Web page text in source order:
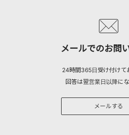
メールでのお問
24時間365日受け付けて
回答は翌営業日以降にな
メールする